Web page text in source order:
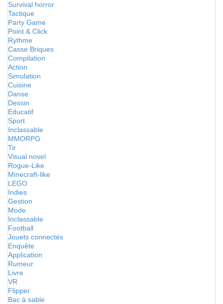
Survival horror
Tactique
Party Game
Point & Click
Rythme
Casse Briques
Compilation
Action
Simulation
Cuisine
Danse
Dessin
Educatif
Sport
Inclassable
MMORPG
Tir
Visual novel
Rogue-Like
Minecraft-like
LEGO
Indies
Gestion
Mode
Inclassable
Football
Jouets connectés
Enquête
Application
Rumeur
Livre
VR
Flipper
Bac à sable